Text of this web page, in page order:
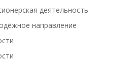
деятельность
направление